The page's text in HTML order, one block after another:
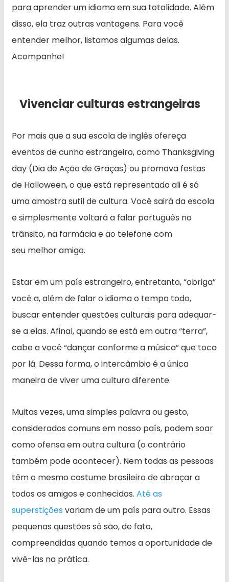
para aprender um idioma em sua totalidade. Além
disso, ela traz outras vantagens. Para você
entender melhor, listamos algumas delas.
Acompanhe!
Vivenciar culturas estrangeiras
Por mais que a sua escola de inglês ofereça
eventos de cunho estrangeiro, como Thanksgiving
day (Dia de Ação de Graças) ou promova festas
de Halloween, o que está representado ali é só
uma amostra sutil de cultura. Você sairá da escola
e simplesmente voltará a falar português no
trânsito, na farmácia e ao telefone com
seu melhor amigo.
Estar em um país estrangeiro, entretanto, “obriga”
você a, além de falar o idioma o tempo todo,
buscar entender questões culturais para adequar-
se a elas. Afinal, quando se está em outra “terra”,
cabe a você “dançar conforme a música” que toca
por lá. Dessa forma, o intercâmbio é a única
maneira de viver uma cultura diferente.
Muitas vezes, uma simples palavra ou gesto,
considerados comuns em nosso país, podem soar
como ofensa em outra cultura (o contrário
também pode acontecer). Nem todas as pessoas
têm o mesmo costume brasileiro de abraçar a
todos os amigos e conhecidos. Até as
superstições variam de um país para outro. Essas
pequenas questões só são, de fato,
compreendidas quando temos a oportunidade de
vivê-las na prática.